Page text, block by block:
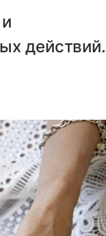
действий.